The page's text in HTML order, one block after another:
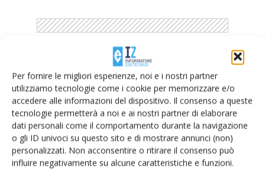
Per fornire le migliori esperienze, noi e i nostri partner
utilizziamo tecnologie come i cookie per memorizzare e/o
accedere alle informazioni del dispositivo. Il consenso a queste
tecnologie permetterà a noi e ai nostri partner di elaborare
dati personali come il comportamento durante la navigazione
o gli ID univoci su questo sito e di mostrare annunci (non)
personalizzati. Non acconsentire o ritirare il consenso può
influire negativamente su alcune caratteristiche e funzioni.
Catalogo Aziende e Prodotti
Un modo semplice per cercare un'azienda o un
prodotto!
Cerca adesso